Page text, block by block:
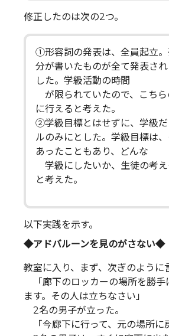
修正したのは次の2つ。
①形容詞の発表は、全員起立。
分が書いたものが全て発表さ
した。学級活動の時間
が限られていたので、こちら
に行えると考えた。
②学級目標とはせずに、学級だ
ルのみにとした。学級目標は
あったこともあり、どんな
学級にしたいか、生徒の考え
と考えた。
以下実践を示す。
◆アドバルーンを見のがさない◆
教室に入り、まず、次ぎのように
「廊下のロッカーの場所を勝手
ます。その人は立ちなさい」
2名の男子が立った。
「今廊下に行って、元の場所に